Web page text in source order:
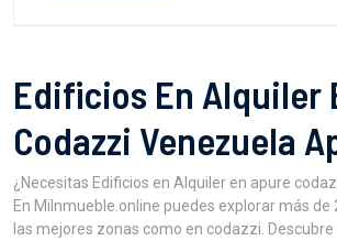
Edificios En Alquiler
Codazzi Venezuela
¿Necesitas Edificios en Alquiler en apure
En MiInmueble.online puedes explorar más de
las mejores zonas como en codazzi.